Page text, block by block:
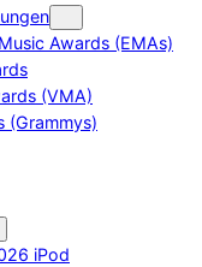
Awards (EMAs)
(VMA)
(Grammys)
iPod